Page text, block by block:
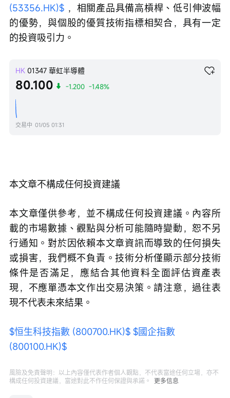
(53356.HK)$ ，相關產品具備高槓桿、低引伸波幅
的優勢，與個股的優質技術指標相契合，具有一定
的投資吸引力。
HK 01347 華虹半導體
80.100 -1.200 -1.48%
交易中 01/05 01:31
本文章不構成任何投資建議
本文章僅供參考，並不構成任何投資建議。內容所
載的市場數據、觀點與分析可能隨時變動，恕不另
行通知。對於因依賴本文章資訊而導致的任何損失
或損害，我們概不負責。技術分析僅顯示部分技術
條件是否滿足，應結合其他資料全面評估資產表
現，不應單憑本文作出交易決策。請注意，過往表
現不代表未來結果。
$恒生科技指數 (800700.HK)$ $國企指數
(800100.HK)$
風險及免責聲明：以上內容僅代表作者個人觀點，不代表富途任何立場，亦不
構成任何投資建議，富途對此不作任何保證與承諾。
更多信息